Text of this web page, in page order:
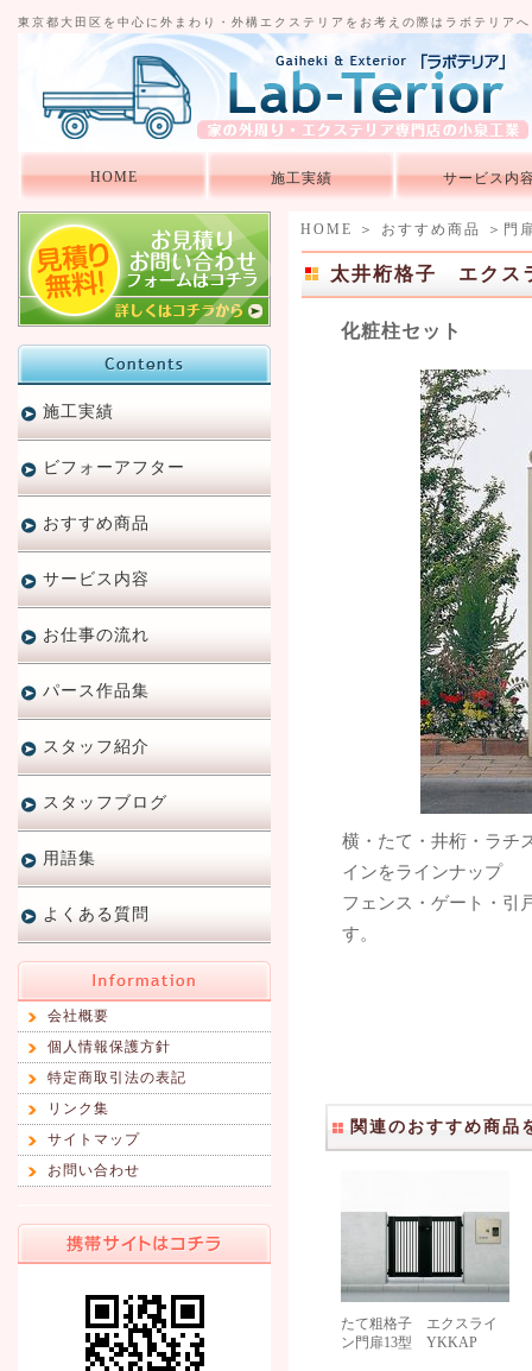
東京都大田区を中心に外まわり・外構エクステリアをお考えの際はラボテリア
HOME 施工実績 サービス内
HOME ＞ おすすめ商品 ＞ 門
太井桁格子 エク
化粧柱セット
横・たて・井桁・ラチ
インをラインナップ
フェンス・ゲート・引
す。
関連のおすすめ商品
たて粗格子 エクスライ
ン門扉13型 YKKAP
施工実績
ビフォーアフター
おすすめ商品
サービス内容
お仕事の流れ
パース作品集
スタッフ紹介
スタッフブログ
用語集
よくある質問
会社概要
個人情報保護方針
特定商取引法の表記
リンク集
サイトマップ
お問い合わせ